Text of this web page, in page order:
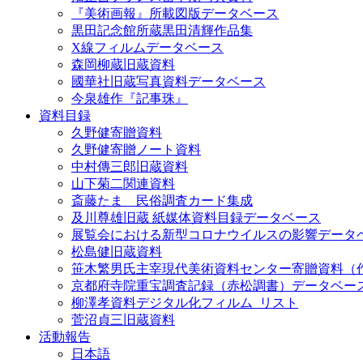
『美術画報』所載図版データベース
黒田記念館所蔵黒田清輝作品集
X線フィルムデータベース
森岡柳蔵旧蔵資料
國華社旧蔵写真資料データベース
今泉雄作『記事珠』
資料目録
久野健寄贈資料
久野健寄贈ノート資料
中村傳三郎旧蔵資料
山下菊二関連資料
斎藤たま 民俗調査カード集成
及川尊雄旧蔵 紙媒体資料目録データベース
展覧会における新型コロナウイルスの影響データ
松島健旧蔵資料
笹木繁男氏主宰現代美術資料センター寄贈資料（
京都府寺院重宝調査記録（赤松調書）データベー
柳澤孝資料デジタル化フィルム_リスト
菅沼貞三旧蔵資料
活動報告
日本語